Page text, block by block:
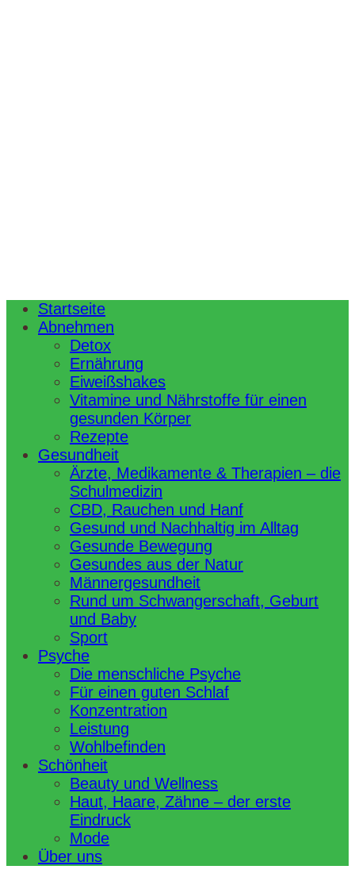
Startseite
Abnehmen
Detox
Ernährung
Eiweißshakes
Vitamine und Nährstoffe für einen
gesunden Körper
Rezepte
Gesundheit
Ärzte, Medikamente & Therapien – die
Schulmedizin
CBD, Rauchen und Hanf
Gesund und Nachhaltig im Alltag
Gesunde Bewegung
Gesundes aus der Natur
Männergesundheit
Rund um Schwangerschaft, Geburt
und Baby
Sport
Psyche
Die menschliche Psyche
Für einen guten Schlaf
Konzentration
Leistung
Wohlbefinden
Schönheit
Beauty und Wellness
Haut, Haare, Zähne – der erste
Eindruck
Mode
Über uns